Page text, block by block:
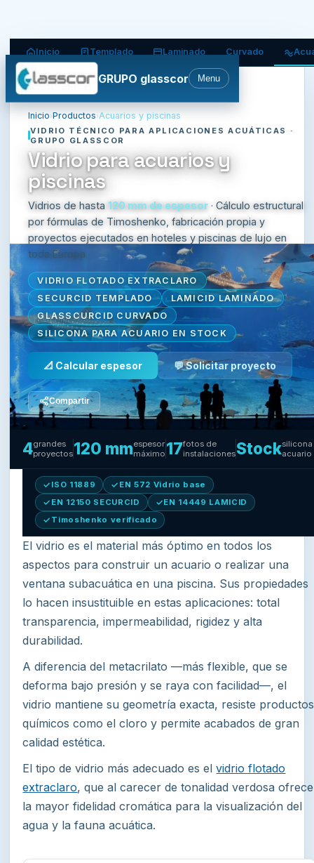
GRUPO glasscor Menu
Inicio Templado Laminado Curvado
Inicio›Productos›Acuarios y piscinas
VIDRIO TÉCNICO PARA APLICACIONES ACUÁTICAS ·
GRUPO GLASSCOR
Vidrio para acuarios y
piscinas
Vidrios de hasta120 mm de espesor · Cálculo estructural
por fórmulas de Timoshenko, fabricación propia y
proyectos ejecutados en hoteles y piscinas de lujo en
toda Europa
VIDRIO FLOTADO EXTRACLARO
SECURCID TEMPLADO
LAMICID LAMINADO
GLASSCURCID CURVADO
SILICONA PARA ACUARIO EN STOCK
📐 Calcular espesor 💬 Solicitar proyecto
Compartir
4grandes
proyectos120 mmespesor
máximo 17fotos de
instalacionesStocksilicona
acuario
ISO 11889
EN 572 Vidrio base
EN 12150 SECURCID
EN 14449 LAMICID
Timoshenko verificado
El vidrio es el material más óptimo en todos los
aspectos para construir un acuario o realizar una
ventana subacuática en una piscina. Sus propiedades
lo hacen insustituible en estas aplicaciones: total
transparencia, impermeabilidad, rigidez y alta
durabilidad.
A diferencia del metacrilato —más flexible, que se
deforma bajo presión y se raya con facilidad—, el
vidrio mantiene su geometría exacta, resiste productos
químicos como el cloro y permite acabados de gran
calidad estética.
El tipo de vidrio más adecuado es elvidrio flotado
extraclaro, que al carecer de tonalidad verdosa ofrece
la mayor fidelidad cromática para la visualización del
agua y la fauna acuática.